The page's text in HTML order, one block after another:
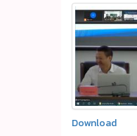
Download